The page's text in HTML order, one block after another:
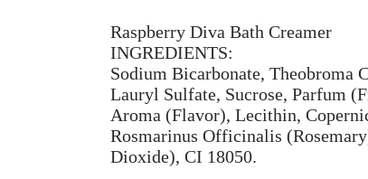
Raspberry Diva Bath Creamer
INGREDIENTS:
Sodium Bicarbonate, Theobroma
Lauryl Sulfate, Sucrose, Parfum
Aroma (Flavor), Lecithin,
Rosmarinus Officinalis
Dioxide), CI 18050.